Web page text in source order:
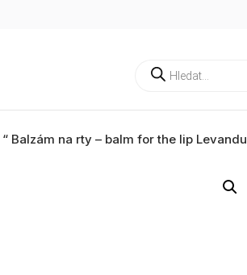
Products
search
“ Balzám na rty – balm for the lip